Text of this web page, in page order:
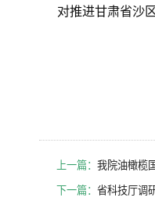
对推进甘肃省沙
上一篇： 我院油橄榄
下一篇： 省科技厅调